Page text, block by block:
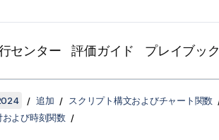
センター 評価ガイド プレイブック
追加
スクリプト構文およびチャート関数
および時刻関数